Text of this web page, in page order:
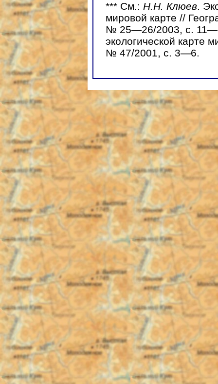
*** См.: Н.Н. Клюев.
мировой карте //
№ 25—26/2003, с.
экологической карте
№ 47/2001, с. 3—6.